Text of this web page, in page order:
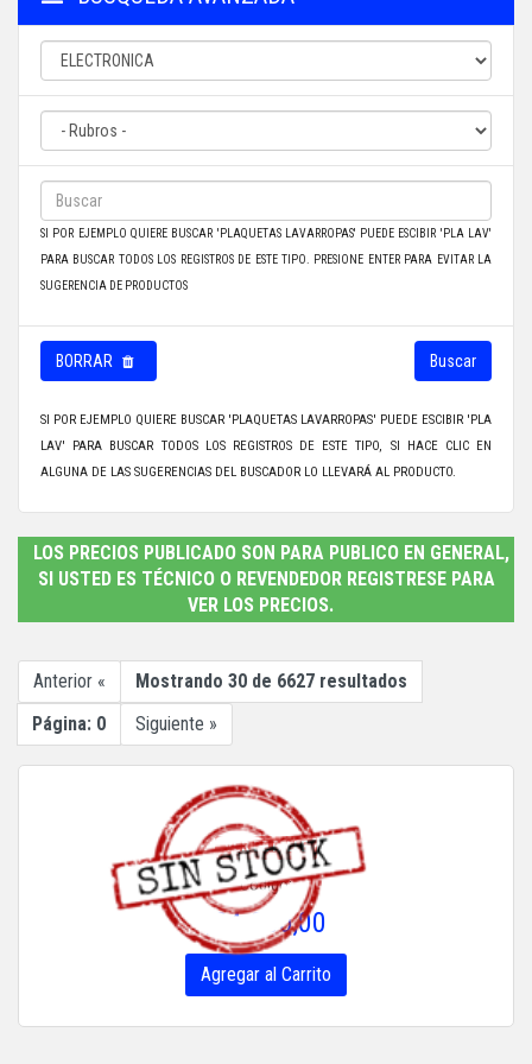
SI POR EJEMPLO QUIERE BUSCAR 'PLAQUETAS LAVARROPAS' PUEDE ESCIBIR 'PLA LAV'
PARA BUSCAR TODOS LOS REGISTROS DE ESTE TIPO. PRESIONE ENTER PARA EVITAR LA
SUGERENCIA DE PRODUCTOS
Buscar
BORRAR
SI POR EJEMPLO QUIERE BUSCAR 'PLAQUETAS LAVARROPAS' PUEDE ESCIBIR 'PLA
LAV' PARA BUSCAR TODOS LOS REGISTROS DE ESTE TIPO, SI HACE CLIC EN
ALGUNA DE LAS SUGERENCIAS DEL BUSCADOR LO LLEVARÁ AL PRODUCTO.
LOS PRECIOS PUBLICADO SON PARA PUBLICO EN GENERAL,
SI USTED ES TÉCNICO O REVENDEDOR REGISTRESE PARA
VER LOS PRECIOS.
Anterior «
Mostrando 30 de 6627 resultados
Página: 0
Siguiente »
VER DETALLE
Código:
$24.200,00
Agregar al Carrito